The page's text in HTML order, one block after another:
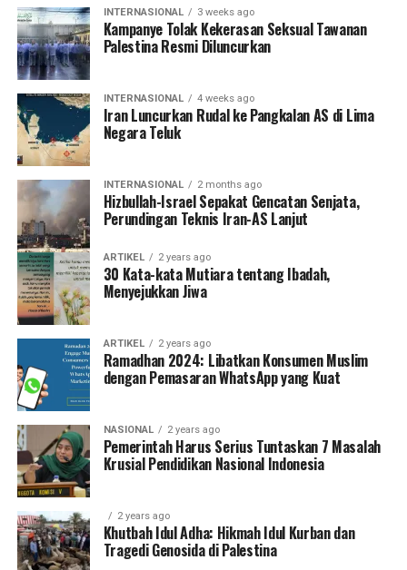
INTERNASIONAL 3 weeks ago
Kampanye Tolak Kekerasan Seksual Tawanan
Palestina Resmi Diluncurkan
INTERNASIONAL 4 weeks ago
Iran Luncurkan Rudal ke Pangkalan AS di Lima
Negara Teluk
INTERNASIONAL 2 months ago
Hizbullah-Israel Sepakat Gencatan Senjata,
Perundingan Teknis Iran-AS Lanjut
ARTIKEL 2 years ago
30 Kata-kata Mutiara tentang Ibadah,
Menyejukkan Jiwa
ARTIKEL 2 years ago
Ramadhan 2024: Libatkan Konsumen Muslim
dengan Pemasaran WhatsApp yang Kuat
NASIONAL 2 years ago
Pemerintah Harus Serius Tuntaskan 7 Masalah
Krusial Pendidikan Nasional Indonesia
2 years ago
Khutbah Idul Adha: Hikmah Idul Kurban dan
Tragedi Genosida di Palestina